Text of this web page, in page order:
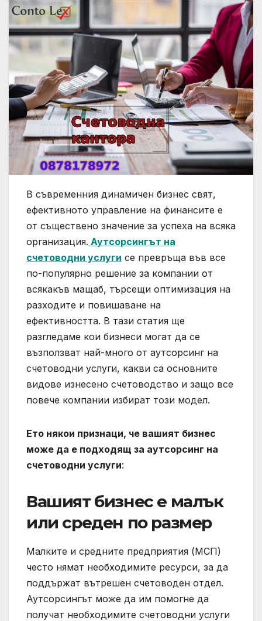
В съвременния динамичен бизнес свят,
ефективното управление на финансите е
от съществено значение за успеха на всяка
организация. Аутсорсингът на
счетоводни услуги се превръща във все
по-популярно решение за компании от
всякакъв мащаб, търсещи оптимизация на
разходите и повишаване на
ефективността. В тази статия ще
разгледаме кои бизнеси могат да се
възползват най-много от аутсорсинг на
счетоводни услуги, какви са основните
видове изнесено счетоводство и защо все
повече компании избират този модел.
Ето някои признаци, че вашият бизнес
може да е подходящ за аутсорсинг на
счетоводни услуги:
Вашият бизнес е малък
или среден по размер
Малките и средните предприятия (МСП)
често нямат необходимите ресурси, за да
поддържат вътрешен счетоводен отдел.
Аутсорсингът може да им помогне да
получат необходимите счетоводни услуги